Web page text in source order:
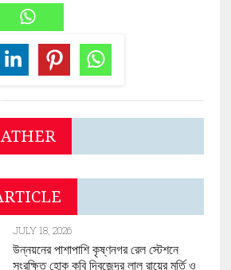
JULY 18, 2026
উন্নয়নের পাশাপাশি কৃষ্ণনগর রেল স্টেশনে
সংরক্ষিত হোক কবি দ্বিজেন্দ্র লাল রায়ের মূর্তি ও